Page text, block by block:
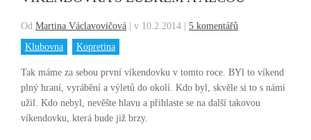
Od Martina Václavovičová v 10.2.2014
5 komentářů
Klubovna
Kopretina
Tak máme za sebou první víkendovku v tomto roce. BYl to víkend
plný hraní, vyrábění a výletů do okolí. Kdo byl, skvěle si to s námi
užil. Kdo nebyl, nevěšte hlavu a přihlaste se na další takovou
víkendovku, která bude již brzy.